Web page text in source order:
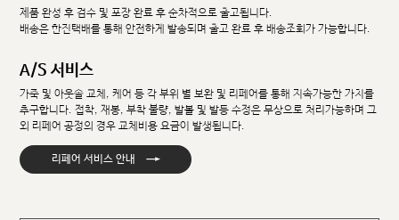
제품 완성 후 검수 및 포장 완료 후 순차적으로 출고됩니다.
배송은 한진택배를 통해 안전하게 발송되며 출고 완료 후 배송조회가 가능합니다.
A/S 서비스
가죽 및 아웃솔 교체, 케어 등 각 부위 별 보완 및 리페어를 통해 지속가능한 가치를
추구합니다. 접착, 재봉, 부착 불량, 발볼 및 발등 수정은 무상으로 처리가능하며 그
외 리페어 공정의 경우 교체비용 요금이 발생됩니다.
리페어 서비스 안내 →